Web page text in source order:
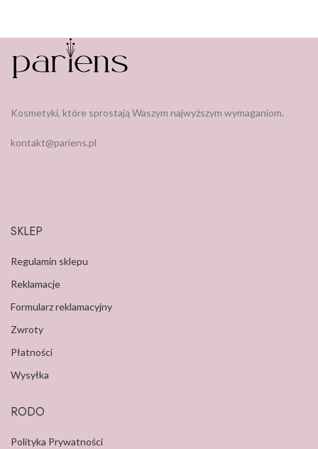
Kosmetyki, które sprostają Waszym najwyższym wymaganiom.
kontakt@pariens.pl
SKLEP
Regulamin sklepu
Reklamacje
Formularz reklamacyjny
Zwroty
Płatności
Wysyłka
RODO
Polityka Prywatności